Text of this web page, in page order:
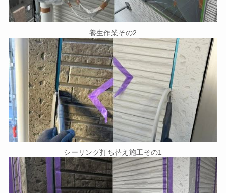
養生作業その2
シーリング打ち替え施工その1